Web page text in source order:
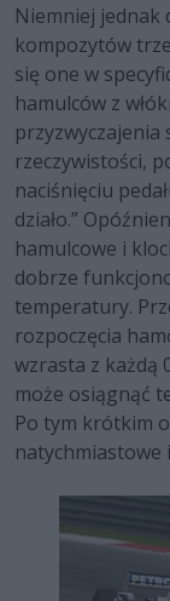
Niemniej jednak
kompozytów
się one w
hamulców z
przyzwyczajenia
rzeczywistości,
naciśnięciu
działo.”
hamulcowe i
dobrze
temperatury.
rozpoczęcia
wzrasta z każdą
może osiągnąć
Po tym krótkim
natychmiastowe